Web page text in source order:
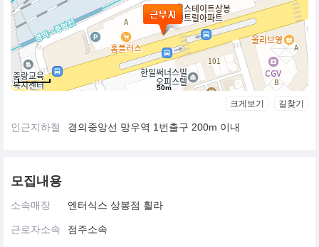
50m
크게보기 길찾기
인근지하철 경의중앙선 망우역 1번출구 200m 이내
모집내용
소속매장 엔터식스 상봉점 휠라
근로자소속 점주소속